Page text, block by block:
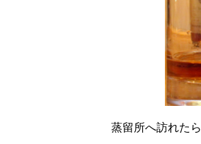
蒸留所へ訪れた